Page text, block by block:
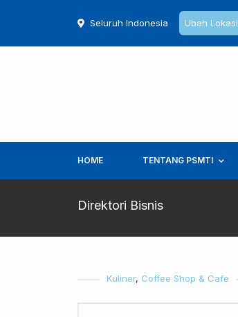
Seluruh Indonesia Ubah Lokasi
HOME TENTANG PSMTI
Direktori Bisnis
Kuliner, Coffee Shop & Cafe